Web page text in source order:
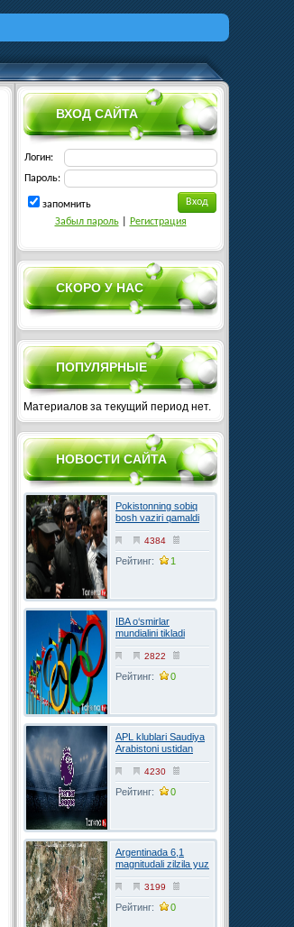
ВХОД САЙТА
Логин:
Пароль:
запомнить
Забыл пароль| Регистрация
СКОРО У НАС
ПОПУЛЯРНЫЕ
Материалов за текущий период нет.
НОВОСТИ САЙТА
Pokistonning sobiq
bosh vaziri qamaldi
4384
Рейтинг: 1
IBA o‘smirlar
mundialini tikladi
2822
Рейтинг: 0
APL klublari Saudiya
Arabistoni ustidan
FIFAga shikoyat
qilmoqchi4230
Рейтинг: 0
Argentinada 6,1
magnitudali zilzila yuz
berdi
3199
Рейтинг: 0